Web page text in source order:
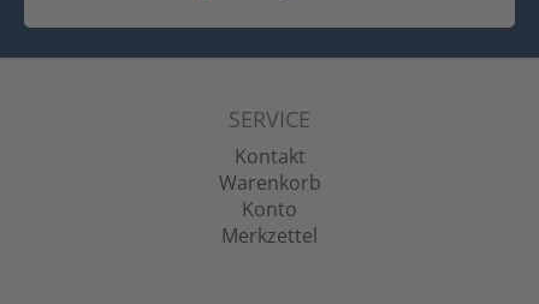
SERVICE
Kontakt
Warenkorb
Konto
Merkzettel